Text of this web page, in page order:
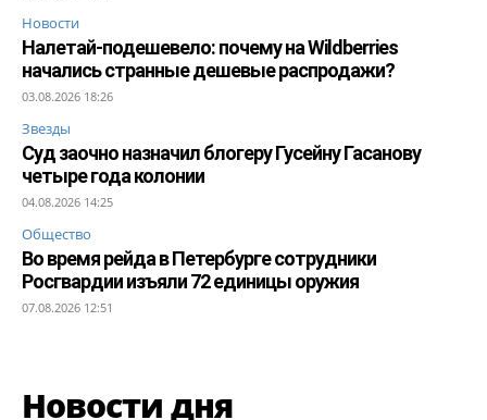
Новости
Налетай-подешевело: почему на Wildberries
начались странные дешевые распродажи?
03.08.2026 18:26
Звезды
Суд заочно назначил блогеру Гусейну Гасанову
четыре года колонии
04.08.2026 14:25
Общество
Во время рейда в Петербурге сотрудники
Росгвардии изъяли 72 единицы оружия
07.08.2026 12:51
Новости дня